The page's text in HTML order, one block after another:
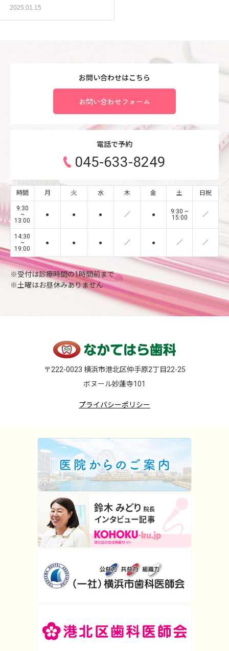
2025.01.15
お問い合わせはこちら
お問い合わせフォーム
電話で予約
045-633-8249
時間 月 火 水 木 金 土 日祝
9:30
~
13:00
● ● ● ／ ●
9:30 ~
15:00
／
14:30
~
19:00
● ● ● ／ ● ／ ／
※受付は診療時間の1時間前まで
※土曜はお昼休みありません
〒222-0023 横浜市港北区仲手原2丁目22-25
ボヌール妙蓮寺101
プライバシーポリシー